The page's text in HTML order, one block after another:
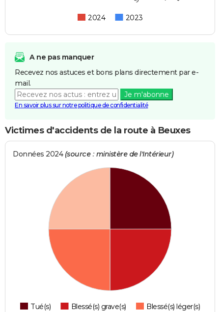
2024 2023
A ne pas manquer
Recevez nos astuces et bons plans directement par e-
mail.
Je m'abonne
En savoir plus sur notre politique de confidentialité
Victimes d'accidents de la route à Beuxes
Données 2024 (source : ministère de l'Intérieur)
Tué(s) Blessé(s) grave(s)
Blessé(s) léger(s)